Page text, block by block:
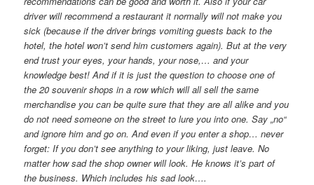
driver will recommend a restaurant it normally will not make you
sick (because if the driver brings vomiting guests back to the
hotel, the hotel won’t send him customers again). But at the very
end trust your eyes, your hands, your nose,… and your
knowledge best! And if it is just the question to choose one of
the 20 souvenir shops in a row which will all sell the same
merchandise you can be quite sure that they are all alike and you
do not need someone on the street to lure you into one. Say „no“
and ignore him and go on. And even if you enter a shop… never
forget: If you don’t see anything to your liking, just leave. No
matter how sad the shop owner will look. He knows it’s part of
the business. Which includes his sad look….